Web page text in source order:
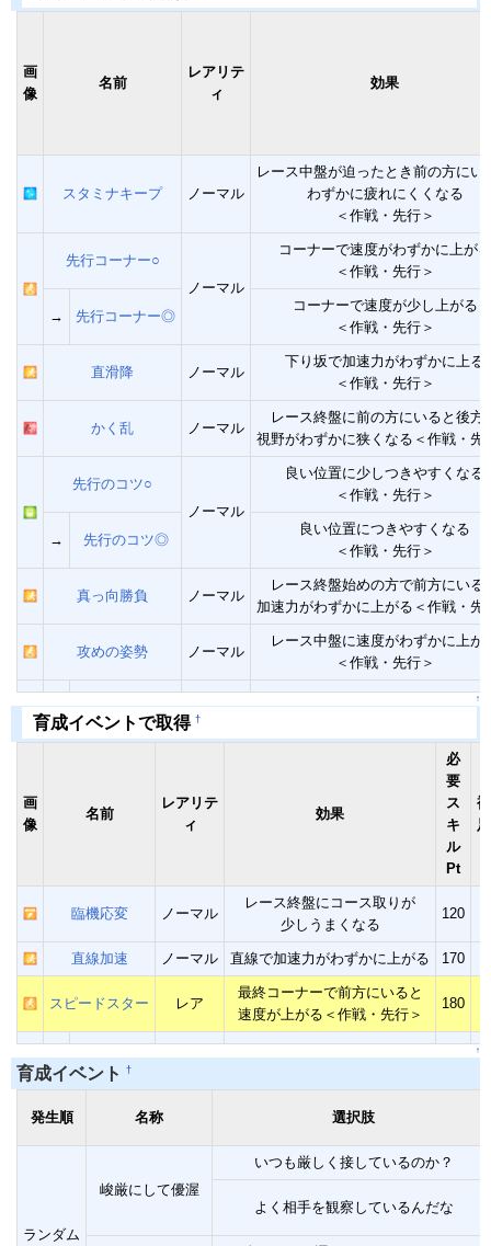
画
像
名前
レアリテ
ィ
効果
スタミナキープ ノーマル
レース中盤が迫ったとき前の方にい
わずかに疲れにくくなる
＜作戦・先行＞
先行コーナー○
ノーマル
コーナーで速度がわずかに上がる
＜作戦・先行＞
→ 先行コーナー◎
コーナーで速度が少し上がる
＜作戦・先行＞
直滑降 ノーマル
下り坂で加速力がわずかに上る
＜作戦・先行＞
かく乱 ノーマル
レース終盤に前の方にいると後方
視野がわずかに狭くなる＜作戦・先
先行のコツ○
ノーマル
良い位置に少しつきやすくなる
＜作戦・先行＞
→ 先行のコツ◎
良い位置につきやすくなる
＜作戦・先行＞
真っ向勝負 ノーマル
レース終盤始めの方で前方にいる
加速力がわずかに上がる＜作戦・先
攻めの姿勢 ノーマル
レース中盤に速度がわずかに上が
＜作戦・先行＞
↑
育成イベントで取得 †
画
像
名前
レアリテ
ィ
効果
必
要
ス
キ
ル
Pt
補
足
臨機応変 ノーマル
レース終盤にコース取りが
少しうまくなる
120
直線加速 ノーマル 直線で加速力がわずかに上がる 170
スピードスター レア
最終コーナーで前方にいると
速度が上がる＜作戦・先行＞
180
↑
育成イベント †
発生順 名称 選択肢
ランダム
峻厳にして優渥
いつも厳しく接しているのか？
よく相手を観察しているんだな